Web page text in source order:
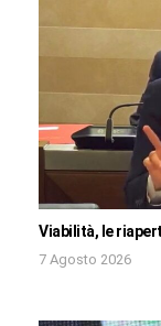
Viabilità, le
7 Agosto 2026